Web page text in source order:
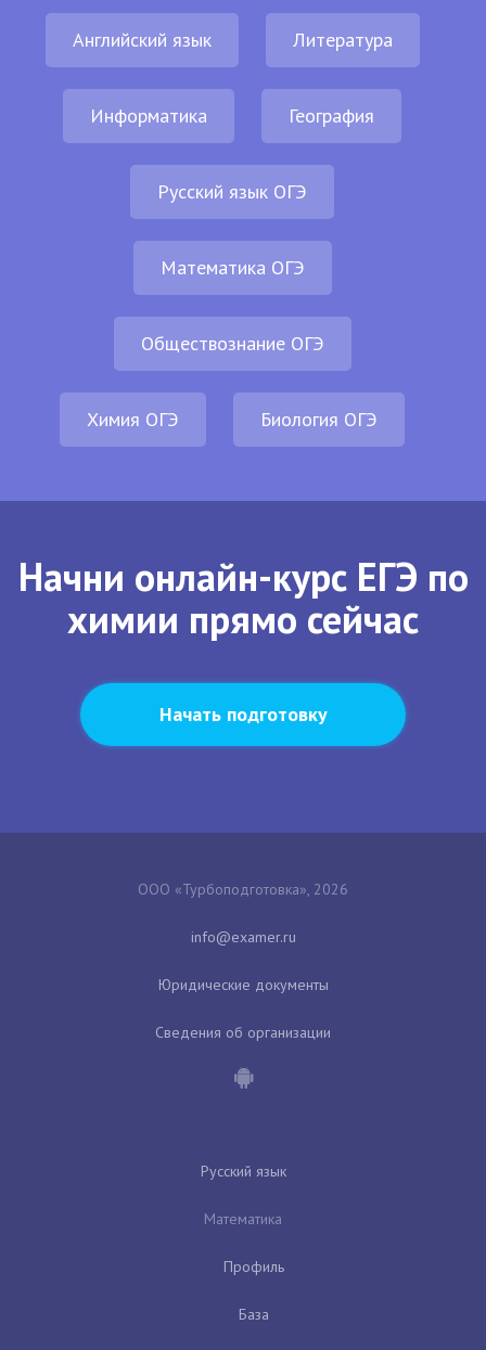
Английский язык Литература
Информатика География
Русский язык ОГЭ
Математика ОГЭ
Обществознание ОГЭ
Химия ОГЭ Биология ОГЭ
Начни онлайн-курс ЕГЭ по
химии прямо сейчас
Начать подготовку
ООО «Турбоподготовка», 2026
Юридические документы
Сведения об организации
Русский язык
Математика
Профиль
База